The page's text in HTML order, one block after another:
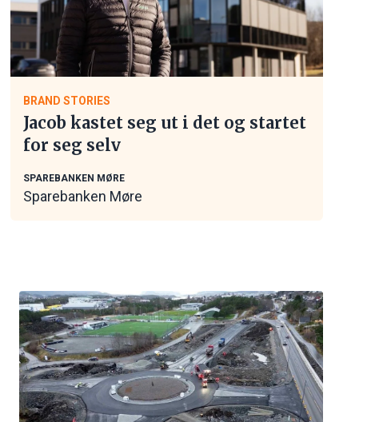
BRAND STORIES
Jacob kastet seg ut i det og startet
for seg selv
SPAREBANKEN MØRE
Sparebanken Møre